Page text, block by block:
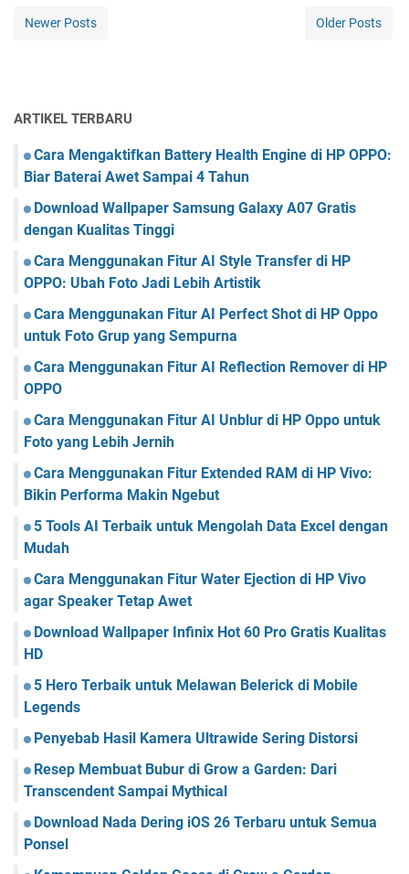
Newer Posts Older Posts
ARTIKEL TERBARU
Cara Mengaktifkan Battery Health Engine di HP OPPO:
Biar Baterai Awet Sampai 4 Tahun
Download Wallpaper Samsung Galaxy A07 Gratis
dengan Kualitas Tinggi
Cara Menggunakan Fitur AI Style Transfer di HP
OPPO: Ubah Foto Jadi Lebih Artistik
Cara Menggunakan Fitur AI Perfect Shot di HP Oppo
untuk Foto Grup yang Sempurna
Cara Menggunakan Fitur AI Reflection Remover di HP
OPPO
Cara Menggunakan Fitur AI Unblur di HP Oppo untuk
Foto yang Lebih Jernih
Cara Menggunakan Fitur Extended RAM di HP Vivo:
Bikin Performa Makin Ngebut
5 Tools AI Terbaik untuk Mengolah Data Excel dengan
Mudah
Cara Menggunakan Fitur Water Ejection di HP Vivo
agar Speaker Tetap Awet
Download Wallpaper Infinix Hot 60 Pro Gratis Kualitas
HD
5 Hero Terbaik untuk Melawan Belerick di Mobile
Legends
Penyebab Hasil Kamera Ultrawide Sering Distorsi
Resep Membuat Bubur di Grow a Garden: Dari
Transcendent Sampai Mythical
Download Nada Dering iOS 26 Terbaru untuk Semua
Ponsel